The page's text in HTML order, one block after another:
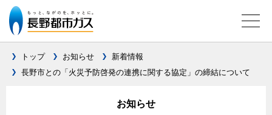
トップ お知らせ
新着情報
長野市との「火災予防啓発の連携に関する協定」の締結について
お知らせ